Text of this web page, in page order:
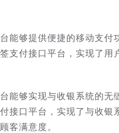
能够提供便捷的移动支
支付接口平台，实现了用
能够实现与收银系统的
接口平台，实现了与收银
客满意度。